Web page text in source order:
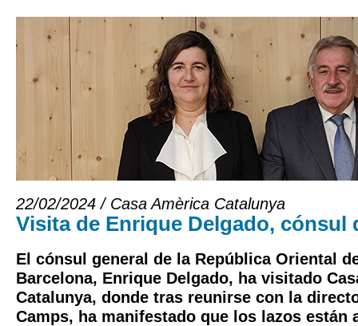
22/02/2024 / Casa Amèrica Catalunya
Visita de Enrique Delgado, cónsul
El cónsul general de la República Oriental
Barcelona, Enrique Delgado, ha visitado
Catalunya, donde tras reunirse con la
Camps, ha manifestado que los lazos están